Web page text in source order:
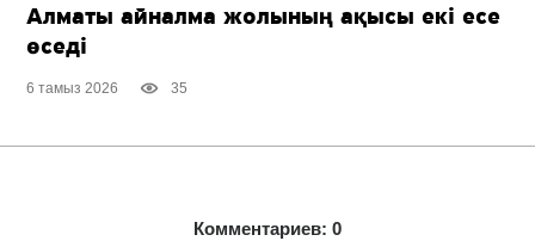
Алматы айналма жолының ақысы екі есе
өседі
6 тамыз 2026 35
Комментариев: 0